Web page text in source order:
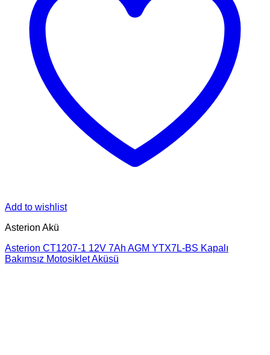
Add to wishlist
Asterion Akü
Asterion CT1207-1 12V 7Ah AGM YTX7L-BS Kapalı
Bakımsız Motosiklet Aküsü